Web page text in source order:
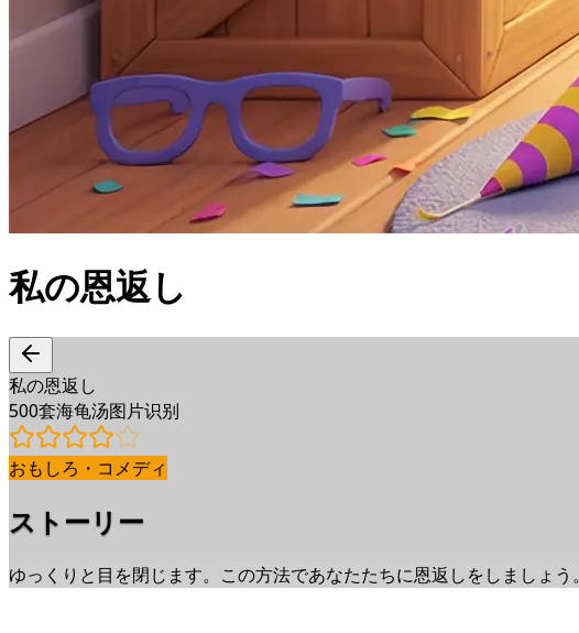
私の恩返し
私の恩返し
500套海龟汤图片识别
おもしろ・コメディ
ストーリー
ゆっくりと目を閉じます。この方法であなたたちに恩返しをしましょう。